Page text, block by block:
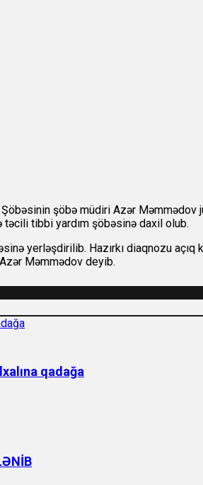
Şöbəsinin şöbə müdiri Azər
tibbi yardım şöbəsinə daxil olub.
yerləşdirilib. Hazırkı diaqnozu
Məmmədov deyib.
qadağa